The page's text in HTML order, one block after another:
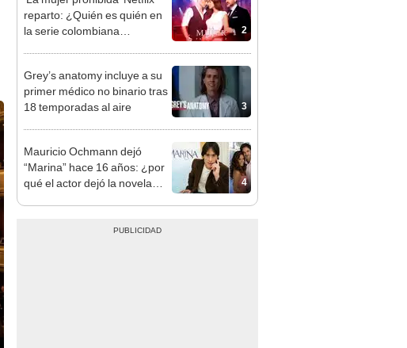
2
reparto: ¿Quién es quién en
la serie colombiana
3
Grey’s anatomy incluye a su
primer médico no binario tras
18 temporadas al aire
4
Mauricio Ochmann dejó
“Marina” hace 16 años: ¿por
qué el actor dejó la novela